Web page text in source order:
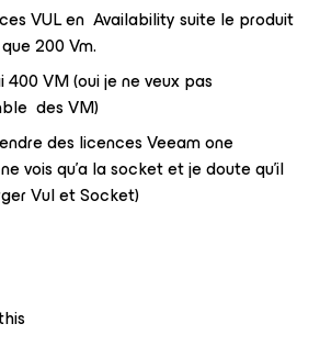
VUL en Availability suite le produit
200 Vm.
400 VM (oui je ne veux pas
des VM)
des licences Veeam one
vois qu’a la socket et je doute qu’il
Vul et Socket)